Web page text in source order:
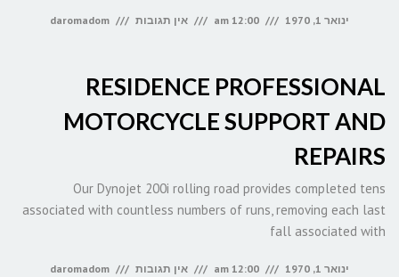
ינואר 1, 1970 12:00 am אין תגובות daromadom
RESIDENCE PROFESSIONAL
MOTORCYCLE SUPPORT AND
REPAIRS
Our Dynojet 200i rolling road provides completed tens
associated with countless numbers of runs, removing each last
fall associated with
ינואר 1, 1970 12:00 am אין תגובות daromadom